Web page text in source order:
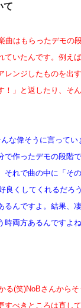
て
曲はもらったデモの
ていたんです。例え
レンジしたものを出
！」と返したり、そ
な偉そうに言ってい
で作ったデモの段階
それで曲の中に「そ
良くしてくれるだろ
るんですよ。結果、
両方あるんですよ
る(笑)NoBさんから
すべきところは直し